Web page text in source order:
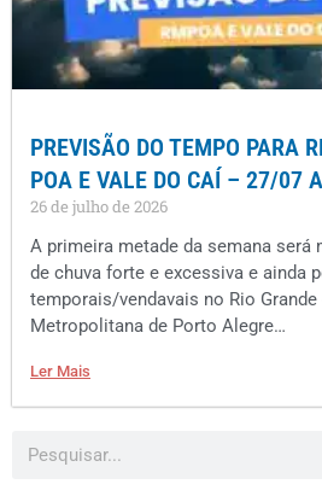
PREVISÃO DO TEMPO PARA
POA E VALE DO CAÍ – 27/07
26 de julho de 2026
A primeira metade da semana será
de chuva forte e excessiva e ainda
temporais/vendavais no Rio
Metropolitana de Porto Alegre…
Ler Mais